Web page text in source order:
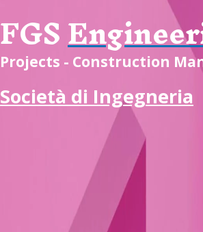
FGS
Projects - Construction
Società di Ingegneria